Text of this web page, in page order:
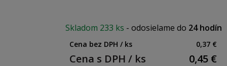
Skladom 233 ks - odosielame do 24 hodín
Cena bez DPH / ks 0,37 €
Cena s DPH / ks 0,45 €